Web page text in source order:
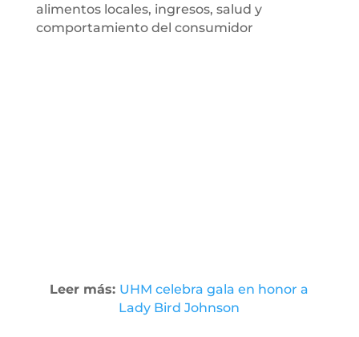
alimentos locales, ingresos, salud y
comportamiento del consumidor
Leer más: UHM celebra gala en honor a
Lady Bird Johnson